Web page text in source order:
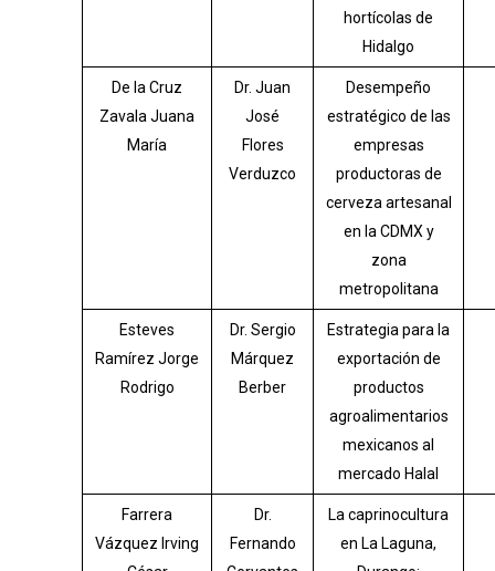
hortícolas de
Hidalgo
De la Cruz
Zavala Juana
María
Dr. Juan
José
Flores
Verduzco
Desempeño
estratégico de las
empresas
productoras de
cerveza artesanal
en la CDMX y
zona
metropolitana
Esteves
Ramírez Jorge
Rodrigo
Dr. Sergio
Márquez
Berber
Estrategia para la
exportación de
productos
agroalimentarios
mexicanos al
mercado Halal
Farrera
Vázquez Irving
Dr.
Fernando
La caprinocultura
en La Laguna,